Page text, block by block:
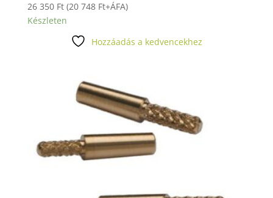
26 350 Ft (20 748 Ft+ÁFA)
Készleten
Hozzáadás a kedvencekhez